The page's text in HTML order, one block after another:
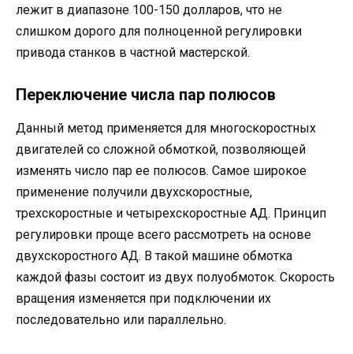
лежит в диапазоне 100-150 долларов, что не
слишком дорого для полноценной регулировки
привода станков в частной мастерской.
Переключение числа пар полюсов
Данный метод применяется для многоскоростных
двигателей со сложной обмоткой, позволяющей
изменять число пар ее полюсов. Самое широкое
применение получили двухскоростные,
трехскоростные и четырехскоростные АД. Принцип
регулировки проще всего рассмотреть на основе
двухскоростного АД. В такой машине обмотка
каждой фазы состоит из двух полуобмоток. Скорость
вращения изменяется при подключении их
последовательно или параллельно.